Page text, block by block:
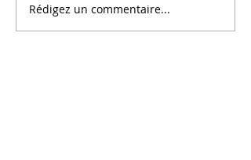
Au centre de Tout Ce Qui
Est
Rédigez un commentaire...